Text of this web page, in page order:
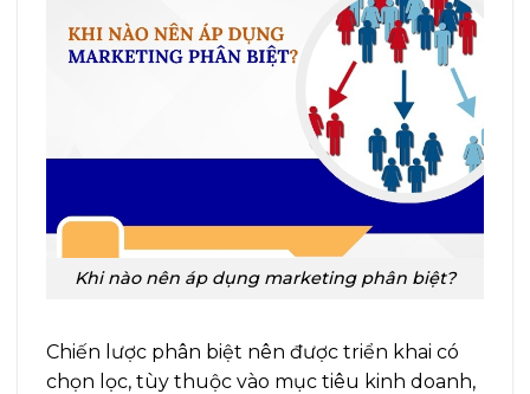
Khi nào nên áp dụng marketing phân biệt?
Chiến lược phân biệt nên được triển khai có
chọn lọc, tùy thuộc vào mục tiêu kinh doanh,